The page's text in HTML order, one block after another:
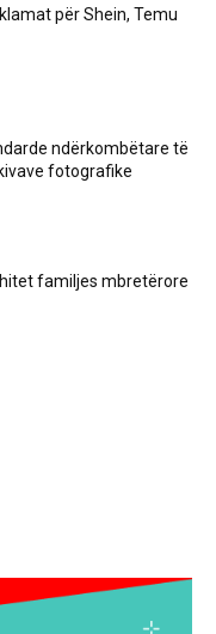
për Shein, Temu
ndërkombëtare të
fotografike
familjes mbretërore